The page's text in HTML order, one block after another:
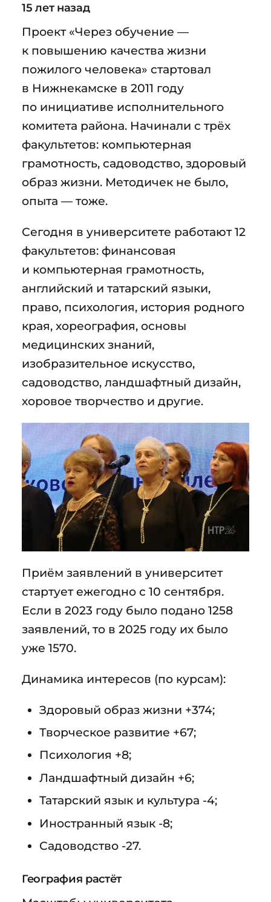
15 лет назад
Проект «Через обучение —
к повышению качества жизни
пожилого человека» стартовал
в Нижнекамске в 2011 году
по инициативе исполнительного
комитета района. Начинали с трёх
факультетов: компьютерная
грамотность, садоводство, здоровый
образ жизни. Методичек не было,
опыта — тоже.
Сегодня в университете работают 12
факультетов: финансовая
и компьютерная грамотность,
английский и татарский языки,
право, психология, история родного
края, хореография, основы
медицинских знаний,
изобразительное искусство,
садоводство, ландшафтный дизайн,
хоровое творчество и другие.
Приём заявлений в университет
стартует ежегодно с 10 сентября.
Если в 2023 году было подано 1258
заявлений, то в 2025 году их было
уже 1570.
Динамика интересов (по курсам):
Здоровый образ жизни +374;
Творческое развитие +67;
Психология +8;
Ландшафтный дизайн +6;
Татарский язык и культура -4;
Иностранный язык -8;
Садоводство -27.
География растёт